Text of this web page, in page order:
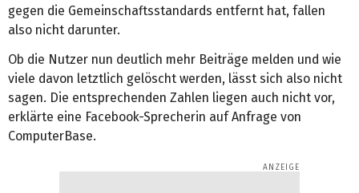
gegen die Gemeinschaftsstandards entfernt hat, fallen
also nicht darunter.
Ob die Nutzer nun deutlich mehr Beiträge melden und wie
viele davon letztlich gelöscht werden, lässt sich also nicht
sagen. Die entsprechenden Zahlen liegen auch nicht vor,
erklärte eine Facebook-Sprecherin auf Anfrage von
ComputerBase.